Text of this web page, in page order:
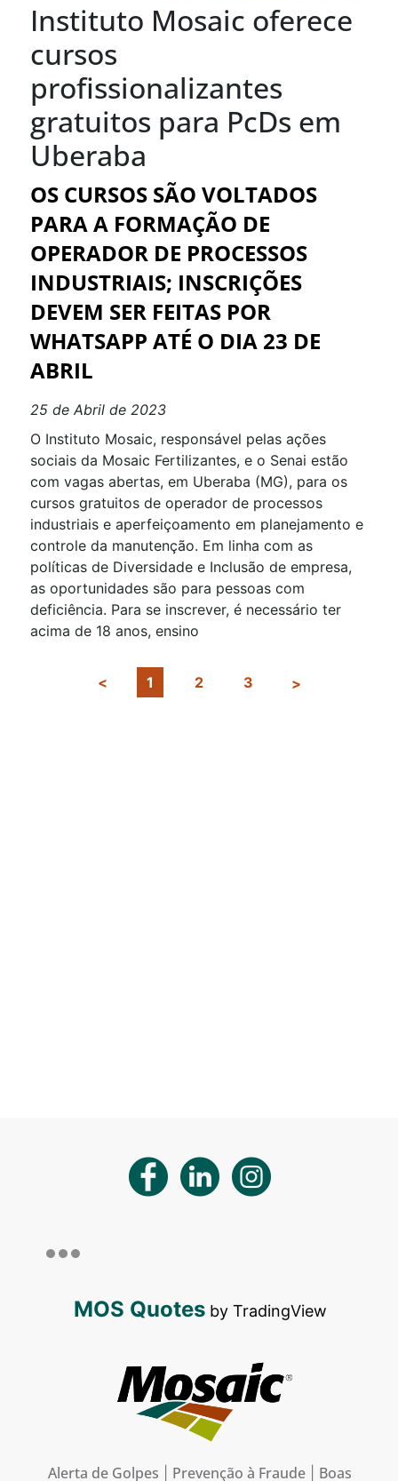
Instituto Mosaic oferece
cursos
profissionalizantes
gratuitos para PcDs em
Uberaba
OS CURSOS SÃO VOLTADOS
PARA A FORMAÇÃO DE
OPERADOR DE PROCESSOS
INDUSTRIAIS; INSCRIÇÕES
DEVEM SER FEITAS POR
WHATSAPP ATÉ O DIA 23 DE
ABRIL
25 de Abril de 2023
O Instituto Mosaic, responsável pelas ações
sociais da Mosaic Fertilizantes, e o Senai estão
com vagas abertas, em Uberaba (MG), para os
cursos gratuitos de operador de processos
industriais e aperfeiçoamento em planejamento e
controle da manutenção. Em linha com as
políticas de Diversidade e Inclusão de empresa,
as oportunidades são para pessoas com
deficiência. Para se inscrever, é necessário ter
acima de 18 anos, ensino
1 2 3
MOS Quotesby TradingView
Alerta de Golpes Prevenção à Fraude Boas